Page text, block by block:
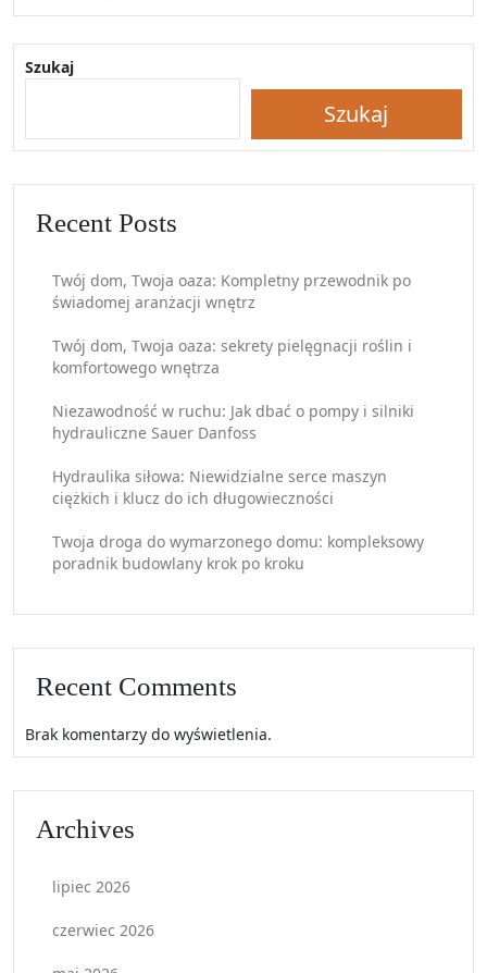
Szukaj
Szukaj
Recent Posts
Twój dom, Twoja oaza: Kompletny przewodnik po
świadomej aranżacji wnętrz
Twój dom, Twoja oaza: sekrety pielęgnacji roślin i
komfortowego wnętrza
Niezawodność w ruchu: Jak dbać o pompy i silniki
hydrauliczne Sauer Danfoss
Hydraulika siłowa: Niewidzialne serce maszyn
ciężkich i klucz do ich długowieczności
Twoja droga do wymarzonego domu: kompleksowy
poradnik budowlany krok po kroku
Recent Comments
Brak komentarzy do wyświetlenia.
Archives
lipiec 2026
czerwiec 2026